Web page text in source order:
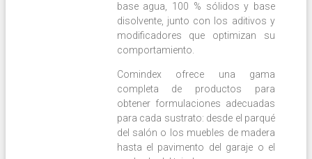
base agua, 100 % sólidos y base
disolvente, junto con los aditivos y
modificadores que optimizan su
comportamiento.
Comindex ofrece una gama
completa de productos para
obtener formulaciones adecuadas
para cada sustrato: desde el parqué
del salón o los muebles de madera
hasta el pavimento del garaje o el